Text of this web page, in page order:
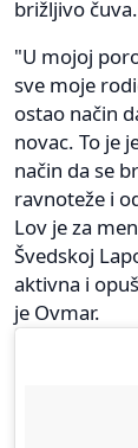
brižljivo čuva.
"U mojoj
sve moje
ostao način
novac. To je
način da se
ravnoteže i
Lov je za
Švedskoj
aktivna i
je Ovmar.